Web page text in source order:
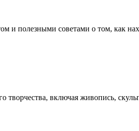
и полезными советами о том, как
включая живопись,